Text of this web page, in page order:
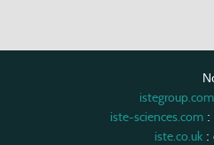
istegroup.com
iste-sciences.com:
iste.co.uk :